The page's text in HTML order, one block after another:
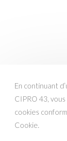
En continuant
CIPRO 43,
cookies
Cookie.